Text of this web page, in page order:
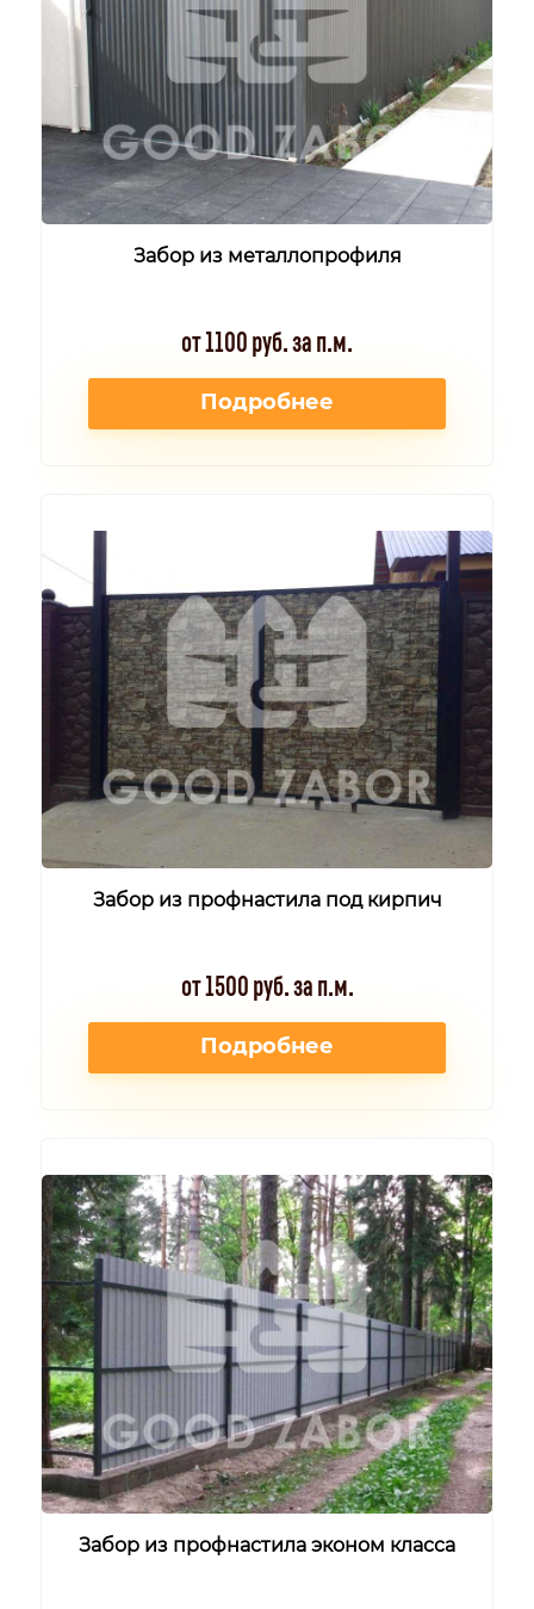
Забор из металлопрофиля
от 1100 руб. за п.м.
Подробнее
Забор из профнастила под кирпич
от 1500 руб. за п.м.
Подробнее
Забор из профнастила эконом класса